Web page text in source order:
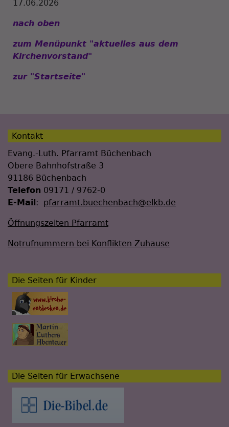
17.06.2026
nach oben
zum Menüpunkt "aktuelles aus dem
Kirchenvorstand"
zur "Startseite"
Kontakt
Evang.-Luth. Pfarramt Büchenbach
Obere Bahnhofstraße 3
91186 Büchenbach
Telefon 09171 / 9762-0
E-Mail : pfarramt.buechenbach@elkb.de
Öffnungszeiten Pfarramt
Notrufnummern bei Konflikten Zuhause
Die Seiten für Kinder
Die Seiten für Erwachsene